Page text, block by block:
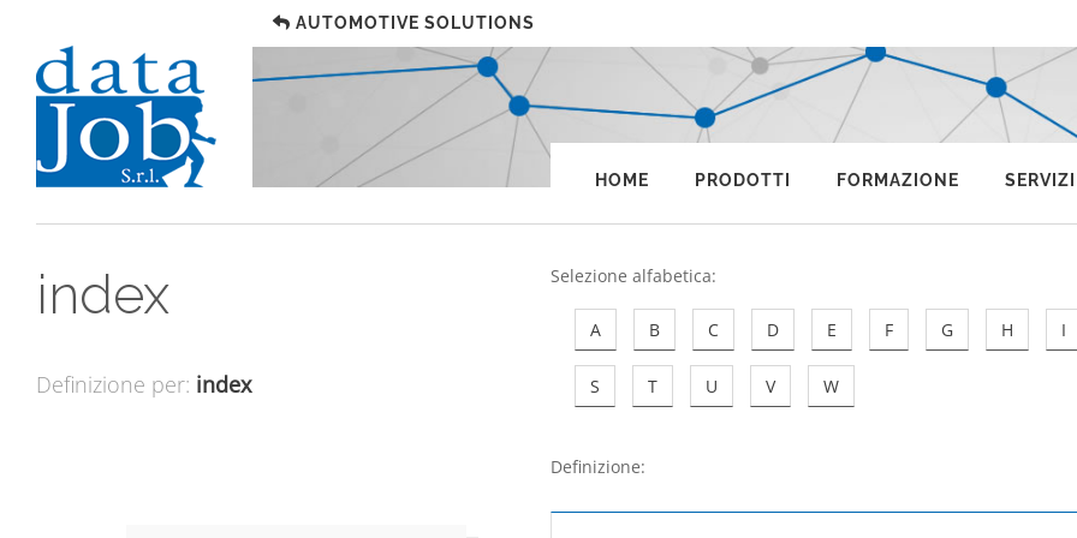
AUTOMOTIVE SOLUTIONS
HOME PRODOTTI FORMAZIONE SERVIZI
index
Definizione per: index
Selezione alfabetica:
A B C D E F G H I
S T U V W
Definizione: